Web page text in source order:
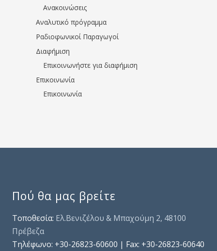
Ανακοινώσεις
Αναλυτικό πρόγραμμα
Ραδιοφωνικοί Παραγωγοί
Διαφήμιση
Επικοινωνήστε για διαφήμιση
Επικοινωνία
Επικοινωνία
Πού θα μας βρείτε
Τοποθεσία: Ελ.Βενιζέλου & Μπαχούμη 2, 48100
Πρέβεζα
Τηλέφωνo: +30-26823-60600 | Fax: +30-26823-60640